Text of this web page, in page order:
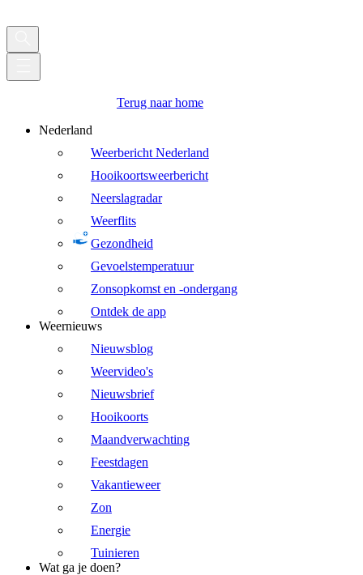
Terug naar home
Nederland
Weerbericht Nederland
Hooikoortsweerbericht
Neerslagradar
Weerflits
Gezondheid
Gevoelstemperatuur
Zonsopkomst en -ondergang
Ontdek de app
Weernieuws
Nieuwsblog
Weervideo's
Nieuwsbrief
Hooikoorts
Maandverwachting
Feestdagen
Vakantieweer
Zon
Energie
Tuinieren
Wat ga je doen?